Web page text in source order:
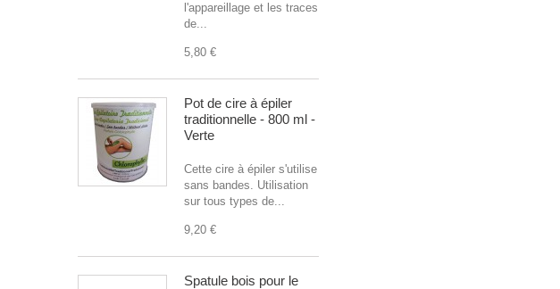
l'appareillage et les traces
de...
5,80 €
Pot de cire à épiler
traditionnelle - 800 ml -
Verte
Cette cire à épiler s'utilise
sans bandes. Utilisation
sur tous types de...
9,20 €
Spatule bois pour le